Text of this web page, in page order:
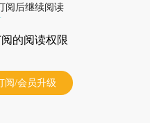
阅后继续阅读
的阅读权限
阅/会员升级